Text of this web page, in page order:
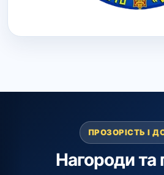
ПРОЗОРІСТЬ І
Нагороди та